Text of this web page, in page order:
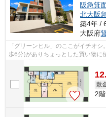
阪急箕
北大阪
築4年 /
大阪府
「グリーンヒル」のここがイチオ
歩6分)がありちょっとした買い物に
敷
2